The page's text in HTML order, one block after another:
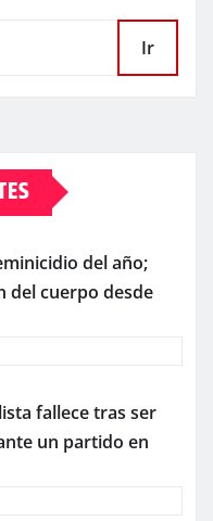
Ir
del año;
del cuerpo desde
fallece tras ser
un partido en